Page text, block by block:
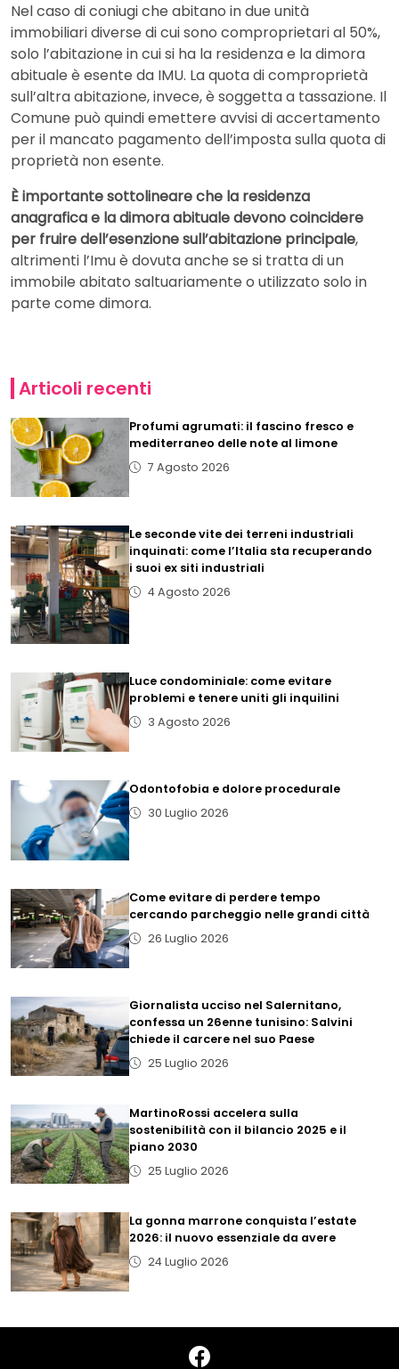
Nel caso di coniugi che abitano in due unità
immobiliari diverse di cui sono comproprietari al 50%,
solo l’abitazione in cui si ha la residenza e la dimora
abituale è esente da IMU. La quota di comproprietà
sull’altra abitazione, invece, è soggetta a tassazione. Il
Comune può quindi emettere avvisi di accertamento
per il mancato pagamento dell’imposta sulla quota di
proprietà non esente.
È importante sottolineare che la residenza
anagrafica e la dimora abituale devono coincidere
per fruire dell’esenzione sull’abitazione principale,
altrimenti l’Imu è dovuta anche se si tratta di un
immobile abitato saltuariamente o utilizzato solo in
parte come dimora.
Articoli recenti
Profumi agrumati: il fascino fresco e
mediterraneo delle note al limone
7 Agosto 2026
Le seconde vite dei terreni industriali
inquinati: come l’Italia sta recuperando
i suoi ex siti industriali
4 Agosto 2026
Luce condominiale: come evitare
problemi e tenere uniti gli inquilini
3 Agosto 2026
Odontofobia e dolore procedurale
30 Luglio 2026
Come evitare di perdere tempo
cercando parcheggio nelle grandi città
26 Luglio 2026
Giornalista ucciso nel Salernitano,
confessa un 26enne tunisino: Salvini
chiede il carcere nel suo Paese
25 Luglio 2026
MartinoRossi accelera sulla
sostenibilità con il bilancio 2025 e il
piano 2030
25 Luglio 2026
La gonna marrone conquista l’estate
2026: il nuovo essenziale da avere
24 Luglio 2026